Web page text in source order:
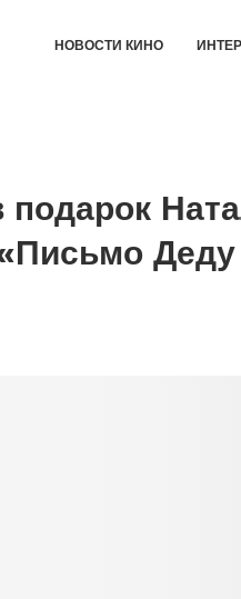
НОВОСТИ КИНО
подарок
Деду